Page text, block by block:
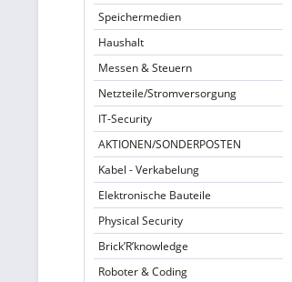
Speichermedien
Haushalt
Messen & Steuern
Netzteile/Stromversorgung
IT-Security
AKTIONEN/SONDERPOSTEN
Kabel - Verkabelung
Elektronische Bauteile
Physical Security
Brick’R’knowledge
Roboter & Coding